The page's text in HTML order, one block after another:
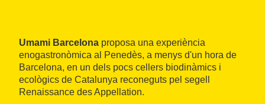
Umami Barcelona proposa una experiència
enogastronòmica al Penedès, a menys d'un hora de
Barcelona, en un dels pocs cellers biodinàmics i
ecològics de Catalunya reconeguts pel segell
Renaissance des Appellation.